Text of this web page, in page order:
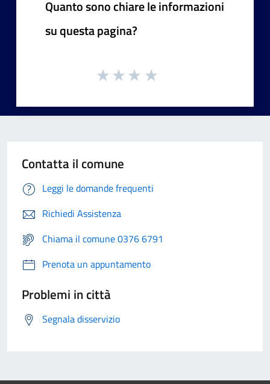
Quanto sono chiare le informazioni
su questa pagina?
Contatta il comune
Leggi le domande frequenti
Richiedi Assistenza
Chiama il comune 0376 6791
Prenota un appuntamento
Problemi in città
Segnala disservizio